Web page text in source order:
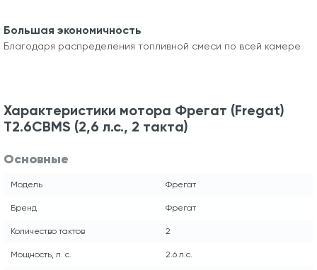
Большая экономичность
Благодаря распределения топливной смеси по всей камере
Характеристики мотора Фрегат (Fregat)
T2.6CBMS (2,6 л.с., 2 такта)
Основные
Модель Фрегат
Бренд Фрегат
Количество тактов 2
Мощность, л. с. 2.6 л.с.